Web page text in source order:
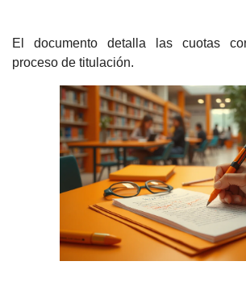
El documento detalla las cuotas
proceso de titulación.